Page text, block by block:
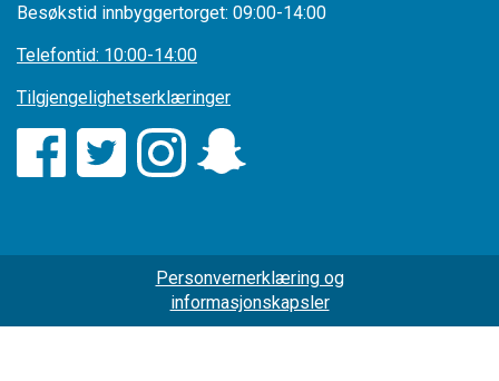
Besøkstid innbyggertorget: 09:00-14:00
Telefontid: 10:00-14:00
Tilgjengelighetserklæringer
Personvernerklæring og
informasjonskapsler